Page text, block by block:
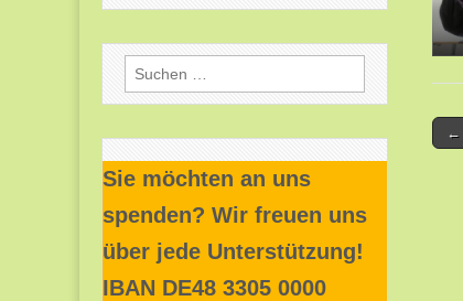
←
Suchen
nach:
Sie möchten an uns
spenden? Wir freuen uns
über jede Unterstützung!
IBAN DE48 3305 0000